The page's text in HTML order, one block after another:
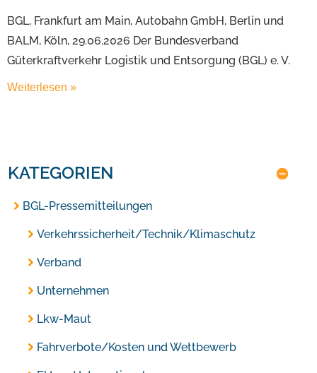
BGL, Frankfurt am Main, Autobahn GmbH, Berlin und
BALM, Köln, 29.06.2026 Der Bundesverband
Güterkraftverkehr Logistik und Entsorgung (BGL) e. V.
Weiterlesen »
KATEGORIEN
BGL-Pressemitteilungen
Verkehrssicherheit/Technik/Klimaschutz
Verband
Unternehmen
Lkw-Maut
Fahrverbote/Kosten und Wettbewerb